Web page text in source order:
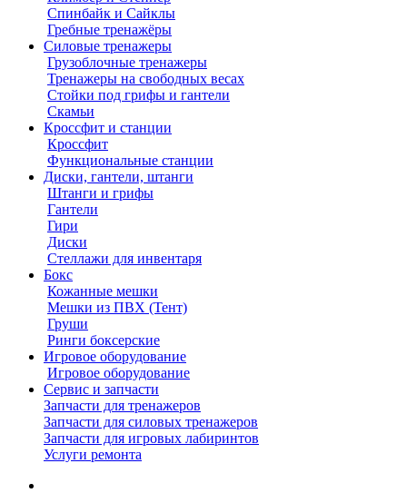
Спинбайк и Сайклы
Гребные тренажёры
Силовые тренажеры
Грузоблочные тренажеры
Тренажеры на свободных весах
Стойки под грифы и гантели
Скамьи
Кроссфит и станции
Кроссфит
Функциональные станции
Диски, гантели, штанги
Штанги и грифы
Гантели
Гири
Диски
Стеллажи для инвентаря
Бокс
Кожанные мешки
Мешки из ПВХ (Тент)
Груши
Ринги боксерские
Игровое оборудование
Игровое оборудование
Сервис и запчасти
Запчасти для тренажеров
Запчасти для силовых тренажеров
Запчасти для игровых лабиринтов
Услуги ремонта